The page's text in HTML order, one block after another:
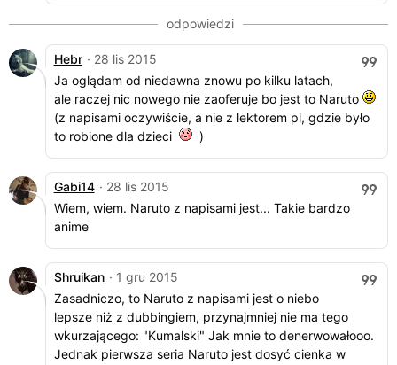
Hebr · 28 lis 2015
Ja oglądam od niedawna znowu po kilku latach,
ale raczej nic nowego nie zaoferuje bo jest to Naruto
(z napisami oczywiście, a nie z lektorem pl, gdzie było
to robione dla dzieci
)
Gabi14 · 28 lis 2015
Wiem, wiem. Naruto z napisami jest... Takie bardzo
anime
Shruikan · 1 gru 2015
Zasadniczo, to Naruto z napisami jest o niebo
lepsze niż z dubbingiem, przynajmniej nie ma tego
wkurzającego: "Kumalski" Jak mnie to denerwowałooo.
Jednak pierwsza seria Naruto jest dosyć cienka w